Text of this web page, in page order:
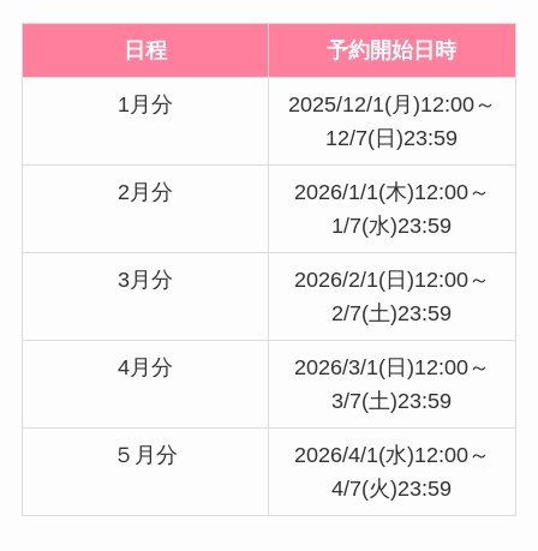
日程 予約開始日時
1月分
2025/12/1(月)12:00～
12/7(日)23:59
2月分
2026/1/1(木)12:00～
1/7(水)23:59
3月分
2026/2/1(日)12:00～
2/7(土)23:59
4月分
2026/3/1(日)12:00～
3/7(土)23:59
５月分
2026/4/1(水)12:00～
4/7(火)23:59